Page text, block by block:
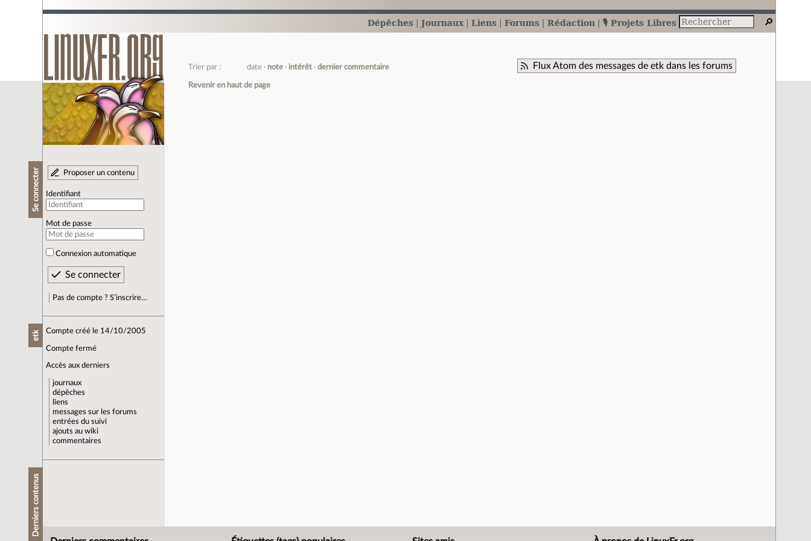
Dépêches Journaux Liens Forums Rédaction 🎙️ Projets Libres
Se connecter Proposer un contenu
Identifiant
Mot de passe
Connexion automatique
Pas de compte ? S’inscrire…
etk Compte créé le 14/10/2005
Compte fermé
Accès aux derniers
journaux
dépêches
liens
messages sur les forums
entrées du suivi
ajouts au wiki
commentaires
Derniers contenus
Flux Atom des messages de etk dans les forums
Trier par : date note intérêt dernier commentaire
Revenir en haut de page